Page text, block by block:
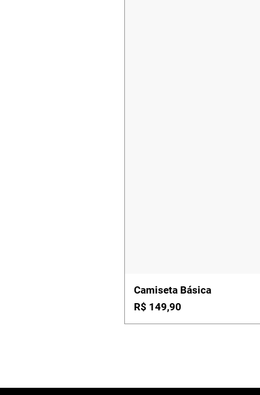
Camiseta Básica
Preço
R$ 149,90